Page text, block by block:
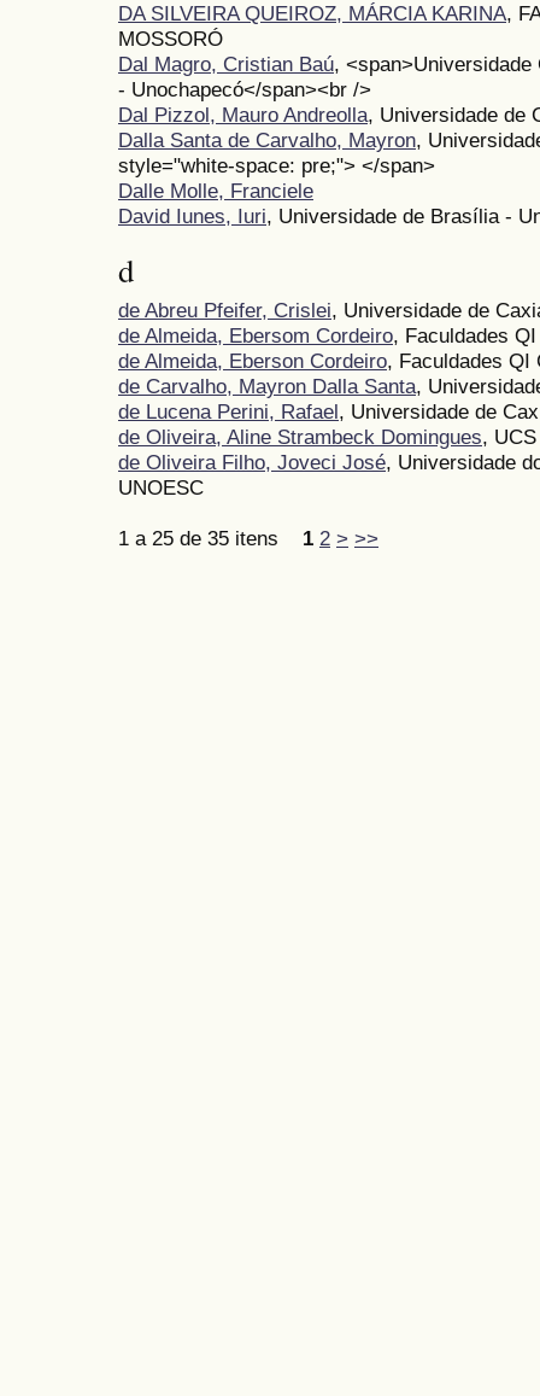
DA SILVEIRA QUEIROZ, MÁRCIA KARINA,
MOSSORÓ
Dal Magro, Cristian Baú, <span>Universidade
- Unochapecó</span><br />
Dal Pizzol, Mauro Andreolla, Universidade de
Dalla Santa de Carvalho, Mayron,
style="white-space: pre;"> </span>
Dalle Molle, Franciele
David Iunes, Iuri, Universidade de Brasília -
d
de Abreu Pfeifer, Crislei, Universidade de
de Almeida, Ebersom Cordeiro, Faculdades
de Almeida, Eberson Cordeiro, Faculdades QI
de Carvalho, Mayron Dalla Santa,
de Lucena Perini, Rafael, Universidade de
de Oliveira, Aline Strambeck Domingues, UCS
de Oliveira Filho, Joveci José, Universidade
UNOESC
1 a 25 de 35 itens 1 2 > >>